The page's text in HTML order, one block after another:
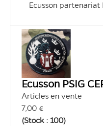
Ecusson partenariat
Ecusson PSIG
Articles en vente
7,00 €
(Stock : 100)